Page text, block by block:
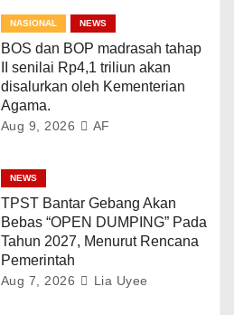
NASIONAL NEWS
BOS dan BOP madrasah tahap
II senilai Rp4,1 triliun akan
disalurkan oleh Kementerian
Agama.
Aug 9, 2026 AF
NEWS
TPST Bantar Gebang Akan
Bebas “OPEN DUMPING” Pada
Tahun 2027, Menurut Rencana
Pemerintah
Aug 7, 2026 Lia Uyee